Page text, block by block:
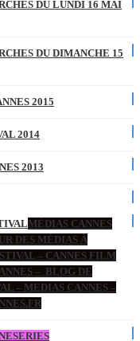
DU LUNDI 16 MAI
DU DIMANCHE 15
2015
2014
2013
MÉDIAS CANNES
DES MÉDIAS À
– CANNES FILM
– BLOG DE
– MEDIAS CANNES –